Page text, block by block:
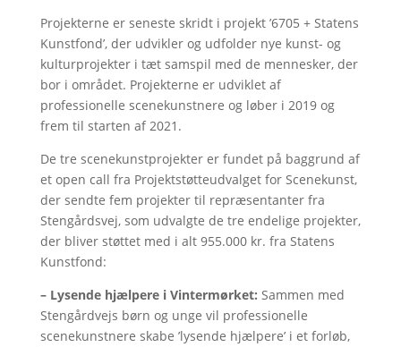
Projekterne er seneste skridt i projekt ’6705 + Statens
Kunstfond’, der udvikler og udfolder nye kunst- og
kulturprojekter i tæt samspil med de mennesker, der
bor i området. Projekterne er udviklet af
professionelle scenekunstnere og løber i 2019 og
frem til starten af 2021.
De tre scenekunstprojekter er fundet på baggrund af
et open call fra Projektstøtteudvalget for Scenekunst,
der sendte fem projekter til repræsentanter fra
Stengårdsvej, som udvalgte de tre endelige projekter,
der bliver støttet med i alt 955.000 kr. fra Statens
Kunstfond:
– Lysende hjælpere i Vintermørket: Sammen med
Stengårdvejs børn og unge vil professionelle
scenekunstnere skabe ’lysende hjælpere’ i et forløb,